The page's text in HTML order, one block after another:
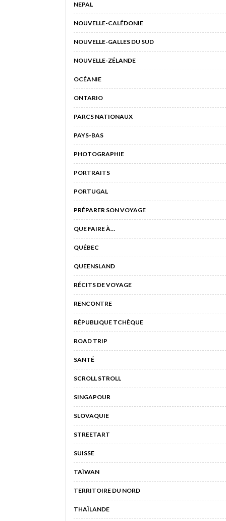
NEPAL
NOUVELLE-CALÉDONIE
NOUVELLE-GALLES DU SUD
NOUVELLE-ZÉLANDE
OCÉANIE
ONTARIO
PARCS NATIONAUX
PAYS-BAS
PHOTOGRAPHIE
PORTRAITS
PORTUGAL
PRÉPARER SON VOYAGE
QUE FAIRE À…
QUÉBEC
QUEENSLAND
RÉCITS DE VOYAGE
RENCONTRE
RÉPUBLIQUE TCHÈQUE
ROAD TRIP
SANTÉ
SCROLL STROLL
SINGAPOUR
SLOVAQUIE
STREETART
SUISSE
TAÏWAN
TERRITOIRE DU NORD
THAÏLANDE